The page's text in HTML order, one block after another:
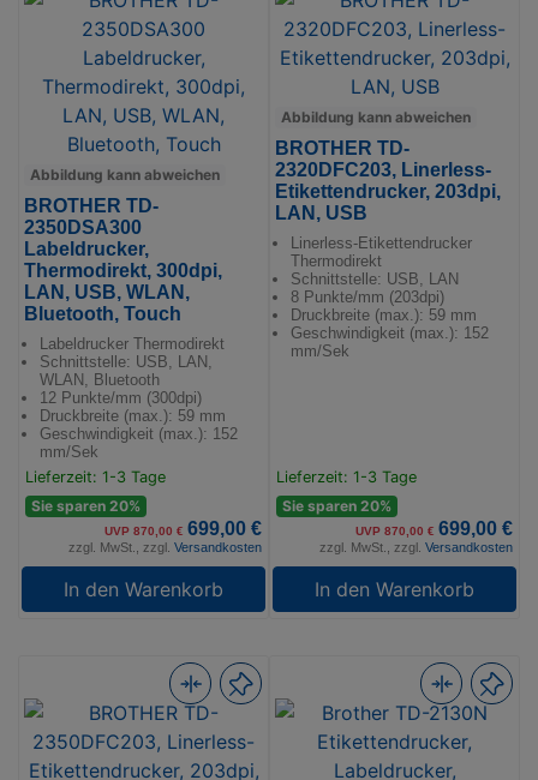
Abbildung kann abweichen
BROTHER TD-
2350DSA300
Labeldrucker,
Thermodirekt, 300dpi,
LAN, USB, WLAN,
Bluetooth, Touch
Labeldrucker Thermodirekt
Schnittstelle: USB, LAN,
WLAN, Bluetooth
12 Punkte/mm (300dpi)
Druckbreite (max.): 59 mm
Geschwindigkeit (max.): 152
mm/Sek
Lieferzeit: 1-3 Tage
Sie sparen 20%
UVP 870,00 € 699,00 €
zzgl. MwSt., zzgl. Versandkosten
In den Warenkorb
Abbildung kann abweichen
BROTHER TD-
2320DFC203, Linerless-
Etikettendrucker, 203dpi,
LAN, USB
Linerless-Etikettendrucker
Thermodirekt
Schnittstelle: USB, LAN
8 Punkte/mm (203dpi)
Druckbreite (max.): 59 mm
Geschwindigkeit (max.): 152
mm/Sek
Lieferzeit: 1-3 Tage
Sie sparen 20%
UVP 870,00 € 699,00 €
zzgl. MwSt., zzgl. Versandkosten
In den Warenkorb